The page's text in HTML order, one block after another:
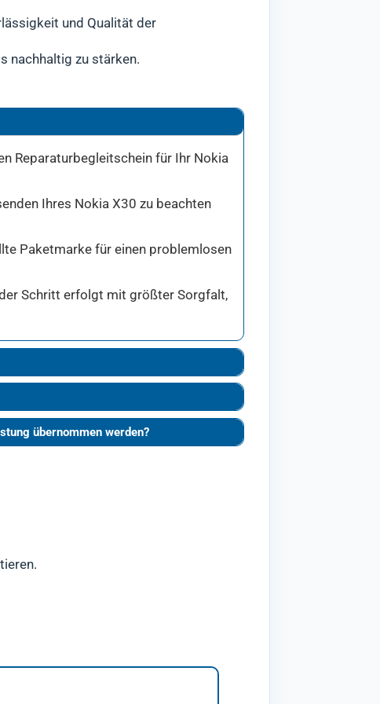
und Qualität der
nachhaltig zu stärken.
Reparaturbegleitschein für Ihr Nokia
Ihres Nokia X30 zu beachten
Paketmarke für einen problemlosen
Schritt erfolgt mit größter Sorgfalt,
übernommen werden?